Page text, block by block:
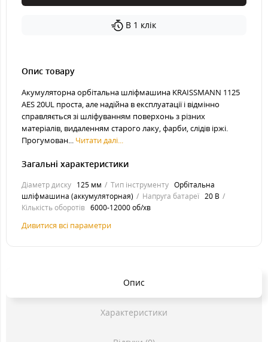
В 1 клік
Опис товару
Акумуляторна орбітальна шліфмашина KRAISSMANN 1125
AES 20UL проста, але надійна в експлуатації і відмінно
справляється зі шліфуванням поверхонь з різних
матеріалів, видаленням старого лаку, фарби, слідів іржі.
Прогумован... Читати далі...
Загальні характеристики
Діаметр диску 125 мм Тип інструменту Орбітальна
шліфмашина (аккумуляторная)
Напруга батареї 20 В
Кількість оборотів 6000-12000 об/хв
Дивитися всі параметри
Опис
Характеристики